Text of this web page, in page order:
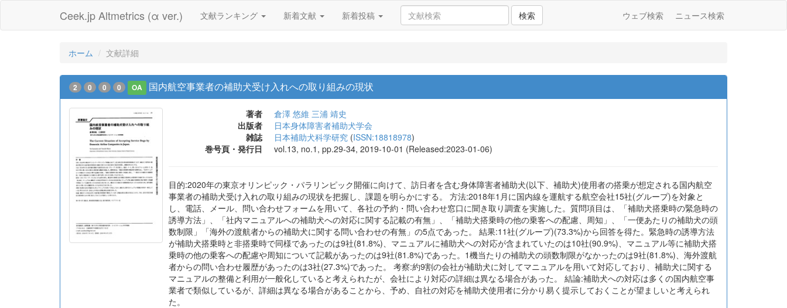
Ceek.jp Altmetrics (α ver.) 文献ランキング 新着文献 新着投稿 検索 ウェブ検索 ニュース検索
ホーム 文献詳細
2 0 0 0 OA 国内航空事業者の補助犬受け入れへの取り組みの現状
著者 倉澤 悠維 三浦 靖史
出版者
日本身体障害者補助犬学会
雑誌
日本補助犬科学研究 (ISSN:18818978)
巻号頁・発行日
vol.13, no.1, pp.29-34, 2019-10-01 (Released:2023-01-06)
目的:2020年の東京オリンピック・パラリンピック開催に向けて、訪日者を含む身体障害者補助犬(以下、補助犬)使用者の搭乗が想定される国内航空
事業者の補助犬受け入れの取り組みの現状を把握し、課題を明らかにする。 方法:2018年1月に国内線を運航する航空会社15社(グループ)を対象と
し、電話、メール、問い合わせフォームを用いて、各社の予約・問い合わせ窓口に聞き取り調査を実施した。質問項目は、「補助犬搭乗時の緊急時の
誘導方法」、「社内マニュアルへの補助犬への対応に関する記載の有無」、「補助犬搭乗時の他の乗客への配慮、周知」、「一便あたりの補助犬の頭
数制限」「海外の渡航者からの補助犬に関する問い合わせの有無」の5点であった。 結果:11社(グループ)(73.3%)から回答を得た。緊急時の誘導方法
が補助犬搭乗時と非搭乗時で同様であったのは9社(81.8%)、マニュアルに補助犬への対応が含まれていたのは10社(90.9%)、マニュアル等に補助犬搭
乗時の他の乗客への配慮や周知について記載があったのは9社(81.8%)であった。1機当たりの補助犬の頭数制限がなかったのは9社(81.8%)、海外渡航
者からの問い合わせ履歴があったのは3社(27.3%)であった。 考察:約9割の会社が補助犬に対してマニュアルを用いて対応しており、補助犬に関する
マニュアルの整備と利用が一般化していると考えられたが、会社により対応の詳細は異なる場合があった。 結論:補助犬への対応は多くの国内航空事
業者で類似しているが、詳細は異なる場合があることから、予め、自社の対応を補助犬使用者に分かり易く提示しておくことが望ましいと考えられ
た。